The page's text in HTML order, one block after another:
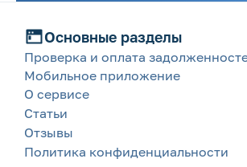
Основные разделы
Проверка и оплата
Мобильное приложение
О сервисе
Статьи
Отзывы
Политика конфиденциальности